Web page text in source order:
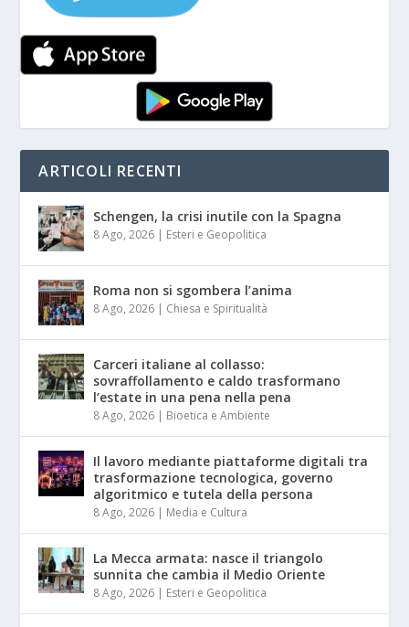
ARTICOLI RECENTI
Schengen, la crisi inutile con la Spagna
8 Ago, 2026 | Esteri e Geopolitica
Roma non si sgombera l’anima
8 Ago, 2026 | Chiesa e Spiritualità
Carceri italiane al collasso:
sovraffollamento e caldo trasformano
l’estate in una pena nella pena
8 Ago, 2026 | Bioetica e Ambiente
Il lavoro mediante piattaforme digitali tra
trasformazione tecnologica, governo
algoritmico e tutela della persona
8 Ago, 2026 | Media e Cultura
La Mecca armata: nasce il triangolo
sunnita che cambia il Medio Oriente
8 Ago, 2026 | Esteri e Geopolitica